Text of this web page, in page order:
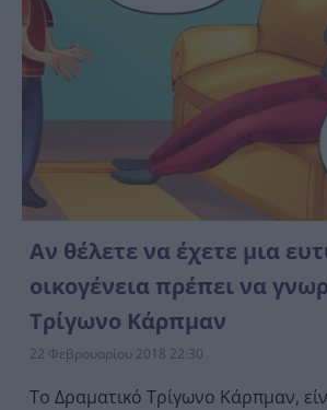
Αν θέλετε να έχετε μια
οικογένεια πρέπει να
Τρίγωνο Κάρπμαν
22 Φεβρουαρίου 2018 22:30
Το Δραματικό Τρίγωνο Κάρπμαν,